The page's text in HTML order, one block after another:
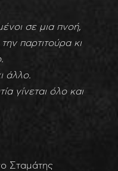
σε μια πνοή,
παρτιτούρα κι
άλλο.
γίνεται όλο και
Σταμάτης